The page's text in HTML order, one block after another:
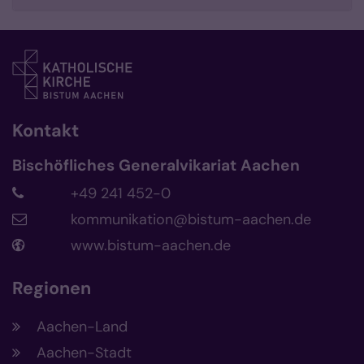
Kontakt
Bischöfliches Generalvikariat Aachen
+49 241 452-0
kommunikation@bistum-aachen.de
www.bistum-aachen.de
Regionen
Aachen-Land
Aachen-Stadt